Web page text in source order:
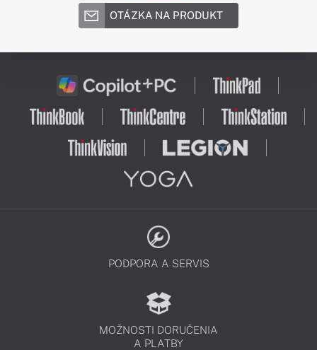
OTÁZKA NA PRODUKT
PODPORA A SERVIS
MOŽNOSTI DORUČENIA
A PLATBY